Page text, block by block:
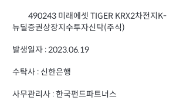
490243 미래에셋 TIGER KRX2차전지K-
뉴딜증권상장지수투자신탁(주식)
발생일자 : 2023.06.19
수탁사 : 신한은행
사무관리사 : 한국펀드파트너스